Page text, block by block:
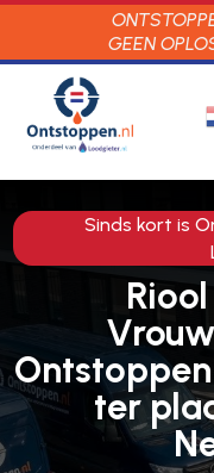
GEEN
Sinds kort is
ter